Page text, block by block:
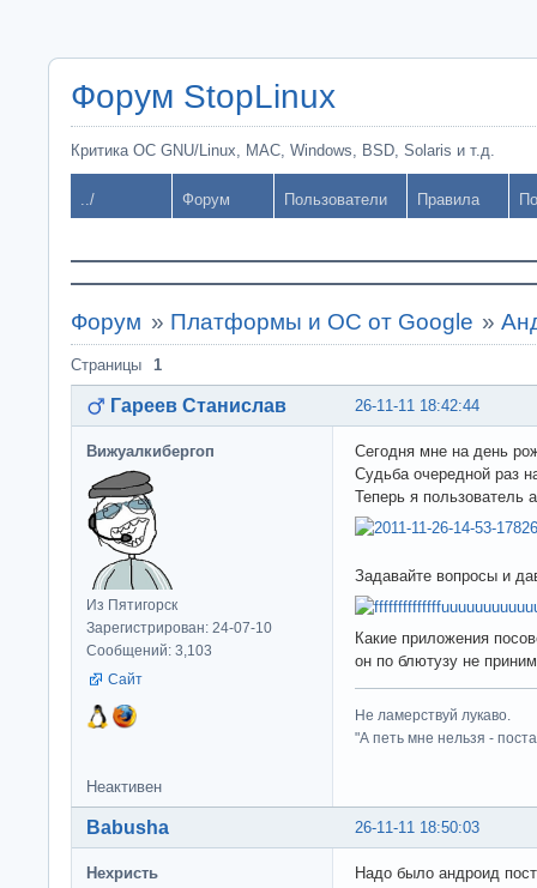
Форум StopLinux
Критика ОС GNU/Linux, MAC, Windows, BSD, Solaris и т.д.
../ Форум Пользователи Правила
Форум » Платформы и ОС от Google »
Страницы 1
26-11-11 18:42:44
Гареев Станислав
Вижуалкибергоп
Из Пятигорск
Зарегистрирован: 24-07-10
Сообщений: 3,103
Сайт
Сегодня мне на день
Судьба очередной раз
Теперь я пользователь
Задавайте вопросы и
Какие приложения
он по блютузу не
Не ламерствуй лукаво.
"А петь мне нельзя -
Неактивен
26-11-11 18:50:03
Babusha
Нехристь Надо было андроид